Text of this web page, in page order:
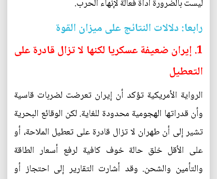
ليست بالضرورة أداة فعالة لإنهاء الحرب.
رابعا: دلالات النتائج على ميزان القوة
1. إيران ضعيفة عسكريا لكنها لا تزال قادرة على
التعطيل
الرواية الأمريكية تؤكد أن إيران تعرضت لضربات قاسية
وأن قدراتها الهجومية محدودة للغاية. لكن الوقائع البحرية
تشير إلى أن طهران لا تزال قادرة على تعطيل الملاحة، أو
على الأقل خلق حالة خوف كافية لرفع أسعار الطاقة
والتأمين والشحن. وقد أشارت التقارير إلى احتجاز أو